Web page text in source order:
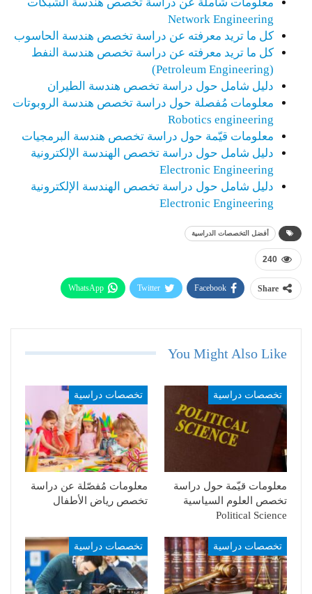
Network Engineering
كل ما تريد معرفته عن دراسة تخصص هندسة الحاسوب
كل ما تريد معرفته عن دراسة تخصص هندسة النفط
(Petroleum Engineering)
دليل شامل حول دراسة تخصص هندسة الطيران
معلومات مُفصلة حول دراسة تخصص هندسة الروبوتات
Robotics engineering
معلومات قيّمة حول دراسة تخصص هندسة البرمجيات
دليل شامل حول دراسة تخصص الهندسة الإلكترونية
Electronic Engineering
دليل شامل حول دراسة تخصص الهندسة الإلكترونية
Electronic Engineering
أفضل التخصصات الدراسية
240
Share
Facebook
Twitter
WhatsApp
You Might Also Like
تخصصات دراسية
معلومات قيّمة حول دراسة
تخصص العلوم السياسية
Political Science
تخصصات دراسية
معلومات مُفصّلة عن دراسة
تخصص رياض الأطفال
تخصصات دراسية تخصصات دراسية